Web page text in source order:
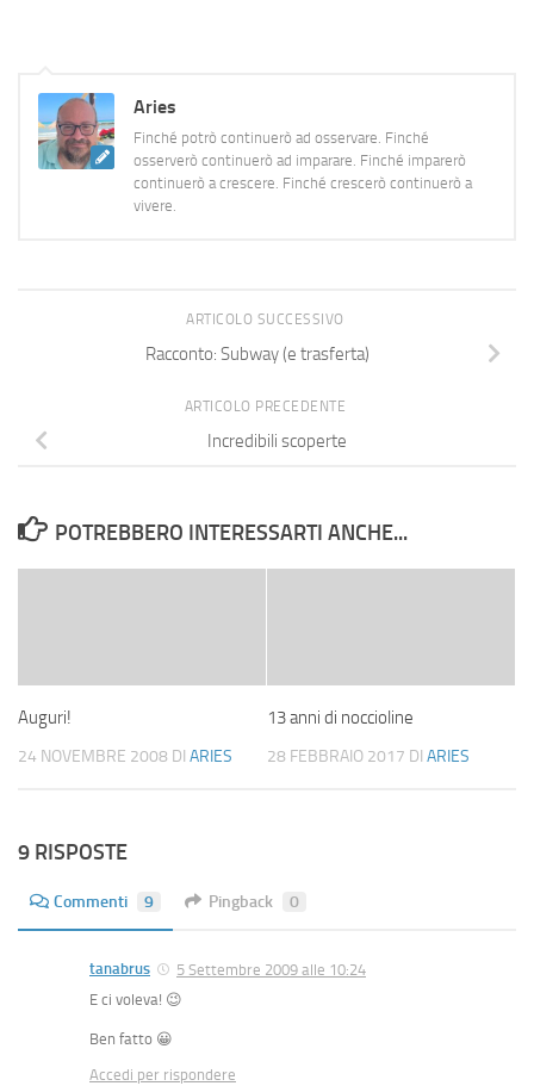
Aries
Finché potrò continuerò ad osservare. Finché
osserverò continuerò ad imparare. Finché imparerò
continuerò a crescere. Finché crescerò continuerò a
vivere.
ARTICOLO SUCCESSIVO
Racconto: Subway (e trasferta)
ARTICOLO PRECEDENTE
Incredibili scoperte
POTREBBERO INTERESSARTI ANCHE...
Auguri!
24 NOVEMBRE 2008 DI ARIES
13 anni di noccioline
28 FEBBRAIO 2017 DI ARIES
9 RISPOSTE
Commenti 9 Pingback 0
tanabrus
5 Settembre 2009 alle 10:24
E ci voleva! 😉
Ben fatto 😀
Accedi per rispondere